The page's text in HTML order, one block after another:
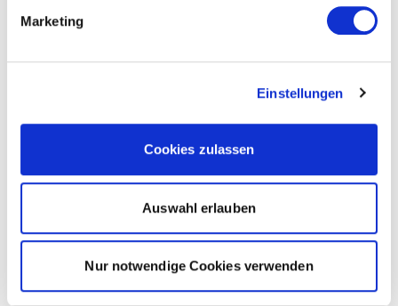
Marketing
Einstellungen
Cookies zulassen
Auswahl erlauben
Nur notwendige Cookies verwenden